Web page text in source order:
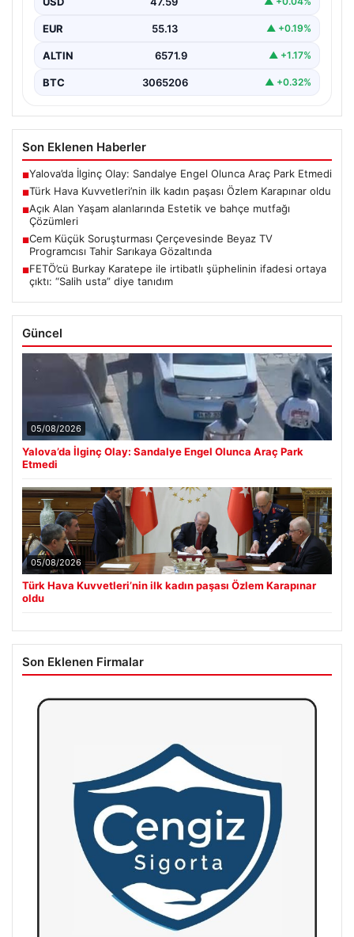
EUR 55.13 ▲ +0.19%
ALTIN 6571.9 ▲ +1.17%
BTC 3065206 ▲ +0.32%
Son Eklenen Haberler
■Yalova’da İlginç Olay: Sandalye Engel Olunca Araç Park Etmedi
■Türk Hava Kuvvetleri’nin ilk kadın paşası Özlem Karapınar oldu
■Açık Alan Yaşam alanlarında Estetik ve bahçe mutfağı
Çözümleri
■Cem Küçük Soruşturması Çerçevesinde Beyaz TV
Programcısı Tahir Sarıkaya Gözaltında
■FETÖ’cü Burkay Karatepe ile irtibatlı şüphelinin ifadesi ortaya
çıktı: “Salih usta” diye tanıdım
Güncel
05/08/2026
Yalova’da İlginç Olay: Sandalye Engel Olunca Araç Park
Etmedi
05/08/2026
Türk Hava Kuvvetleri’nin ilk kadın paşası Özlem Karapınar
oldu
Son Eklenen Firmalar